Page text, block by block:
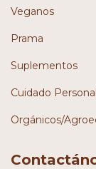
Veganos
Prama
Suplementos
Cuidado Personal
Orgánicos/